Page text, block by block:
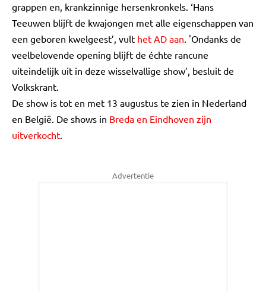
grappen en, krankzinnige hersenkronkels. ‘Hans
Teeuwen blijft de kwajongen met alle eigenschappen van
een geboren kwelgeest’, vult het AD aan. 'Ondanks de
veelbelovende opening blijft de échte rancune
uiteindelijk uit in deze wisselvallige show’, besluit de
Volkskrant.
De show is tot en met 13 augustus te zien in Nederland
en België. De shows in Breda en Eindhoven zijn
uitverkocht.
Advertentie